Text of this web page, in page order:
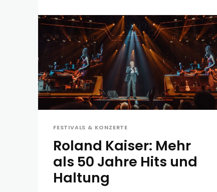
FESTIVALS & KONZERTE
Roland Kaiser: Mehr
als 50 Jahre Hits und
Haltung